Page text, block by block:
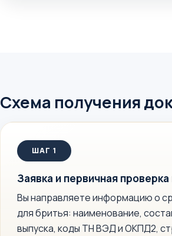
Схема получения
Заявка и первичная
Вы направляете информацию о
для бритья: наименование,
выпуска, коды ТН ВЭД и ОКПД2,